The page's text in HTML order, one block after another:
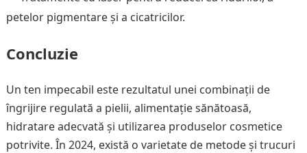
petelor pigmentare și a cicatricilor.
Concluzie
Un ten impecabil este rezultatul unei combinații de
îngrijire regulată a pielii, alimentație sănătoasă,
hidratare adecvată și utilizarea produselor cosmetice
potrivite. În 2024, există o varietate de metode și trucuri